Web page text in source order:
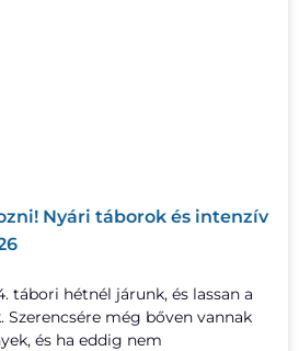
Nyári táborok és intenzív
tábori hétnél járunk, és lassan a
Szerencsére még bőven vannak
és ha eddig nem